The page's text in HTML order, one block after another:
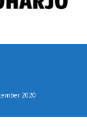
2020